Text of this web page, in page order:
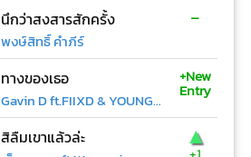
นึกว่าสงสารสักครั้ง
พงษ์สิทธิ์ คำภีร์
-
ทางของเธอ
Gavin D ft.FIIXD & YOUNGOHM
+New
Entry
สิลืมเขาแล้วล่ะ ▲